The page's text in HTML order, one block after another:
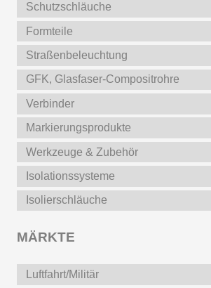
Schutzschläuche
Formteile
Straßenbeleuchtung
GFK, Glasfaser-Compositrohre
Verbinder
Markierungsprodukte
Werkzeuge & Zubehör
Isolationssysteme
Isolierschläuche
MÄRKTE
Luftfahrt/Militär